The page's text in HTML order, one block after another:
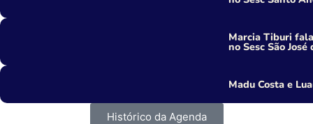
Marcia Tiburi
no Sesc São José
Madu Costa e
Histórico da Agenda